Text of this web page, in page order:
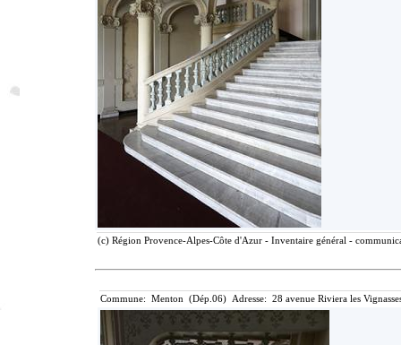
(c) Région Provence-Alpes-Côte d'Azur - Inventaire général -
Commune: Menton (Dép.06) Adresse: 28 avenue Riviera les